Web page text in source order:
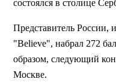
состоялся в столице
Представитель
"Believe", набрал 272
образом, следующий
Москве.